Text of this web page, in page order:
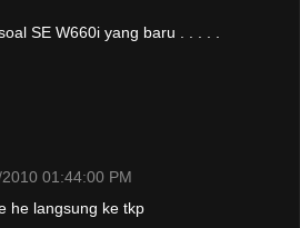
SE W660i yang baru . . . . .
01:44:00 PM
he langsung ke tkp